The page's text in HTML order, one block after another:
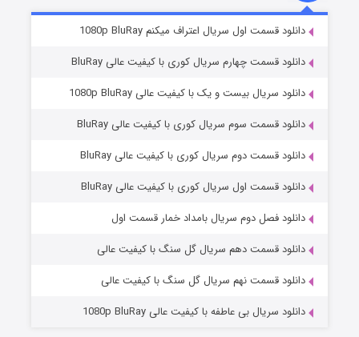
قسمت۲ (زیرنویس) منتشر شد
مردگان متحرک: شهر مرده ۳
قسمت۲ (زیرنویس) منتشر شد
دانلود قسمت اول سریال اعتراف میکنم 1080p BluRay
دانلود قسمت چهارم سریال کوری با کیفیت عالی BluRay
دانلود سریال بیست و یک با کیفیت عالی 1080p BluRay
دانلود قسمت سوم سریال کوری با کیفیت عالی BluRay
دانلود قسمت دوم سریال کوری با کیفیت عالی BluRay
دانلود قسمت اول سریال کوری با کیفیت عالی BluRay
دانلود فصل دوم سریال بامداد خمار قسمت اول
دانلود قسمت دهم سریال گل سنگ با کیفیت عالی
دانلود قسمت نهم سریال گل سنگ با کیفیت عالی
دانلود سریال بی عاطفه با کیفیت عالی 1080p BluRay